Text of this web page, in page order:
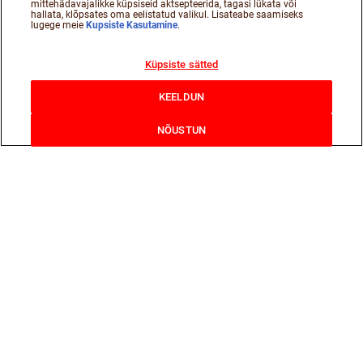
mittehädavajalikke küpsiseid aktsepteerida, tagasi lükata või
hallata, klõpsates oma eelistatud valikul. Lisateabe saamiseks
lugege meie Kupsiste Kasutamine.
Küpsiste sätted
KEELDUN
NÕUSTUN